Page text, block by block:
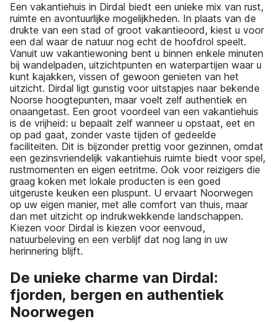
Een vakantiehuis in Dirdal biedt een unieke mix van rust,
ruimte en avontuurlijke mogelijkheden. In plaats van de
drukte van een stad of groot vakantieoord, kiest u voor
een dal waar de natuur nog echt de hoofdrol speelt.
Vanuit uw vakantiewoning bent u binnen enkele minuten
bij wandelpaden, uitzichtpunten en waterpartijen waar u
kunt kajakken, vissen of gewoon genieten van het
uitzicht. Dirdal ligt gunstig voor uitstapjes naar bekende
Noorse hoogtepunten, maar voelt zelf authentiek en
onaangetast. Een groot voordeel van een vakantiehuis
is de vrijheid: u bepaalt zelf wanneer u opstaat, eet en
op pad gaat, zonder vaste tijden of gedeelde
faciliteiten. Dit is bijzonder prettig voor gezinnen, omdat
een gezinsvriendelijk vakantiehuis ruimte biedt voor spel,
rustmomenten en eigen eetritme. Ook voor reizigers die
graag koken met lokale producten is een goed
uitgeruste keuken een pluspunt. U ervaart Noorwegen
op uw eigen manier, met alle comfort van thuis, maar
dan met uitzicht op indrukwekkende landschappen.
Kiezen voor Dirdal is kiezen voor eenvoud,
natuurbeleving en een verblijf dat nog lang in uw
herinnering blijft.
De unieke charme van Dirdal:
fjorden, bergen en authentiek
Noorwegen